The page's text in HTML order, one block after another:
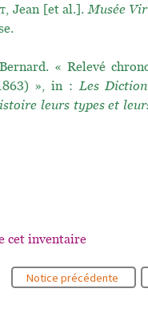
, Jean [et al.].Musée
« Relevé
», in :Les
leurs types et
cet inventaire
Notice précédente